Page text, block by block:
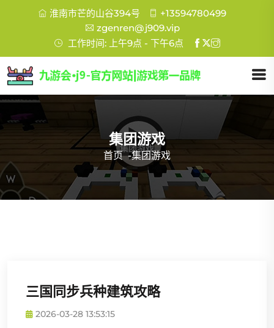
淮南市芒的山谷394号
+13594780499
zgenren@j909.vip
工作时间: 上午9点 - 下午6点
集团游戏
首页 -集团游戏
三国同步兵种建筑攻略
2026-03-28 13:53:15